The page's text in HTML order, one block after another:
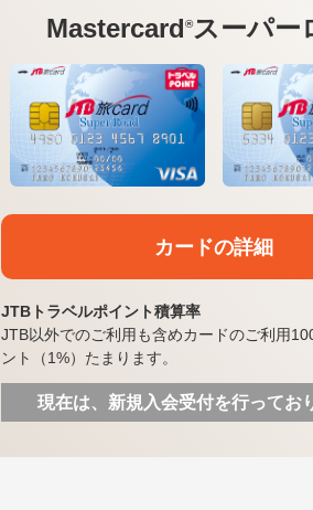
Mastercard®スーパー
カードの詳細
JTBトラベルポイント積算率
JTB以外でのご利用も含めカードのご利用
ント（1%）たまります。
現在は、新規入会受付を行ってお